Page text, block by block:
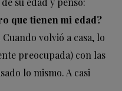
que tienen mi edad?
Cuando volvió a casa, lo
preocupada) con las
lo mismo. A casi